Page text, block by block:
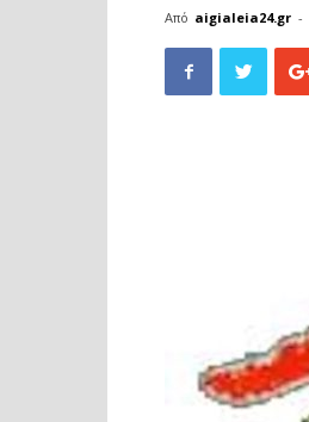
Από aigialeia24.gr -